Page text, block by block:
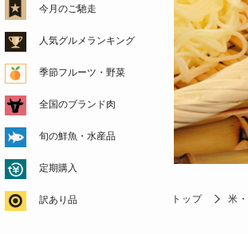
トップ 米
今月のご馳走
人気グルメランキング
季節フルーツ・野菜
全国のブランド肉
旬の鮮魚・水産品
定期購入
訳あり品